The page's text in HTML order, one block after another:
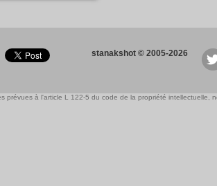
stanakshot © 2005-2026
prévues à l'article L 122-5 du code de la propriété intellectuelle,